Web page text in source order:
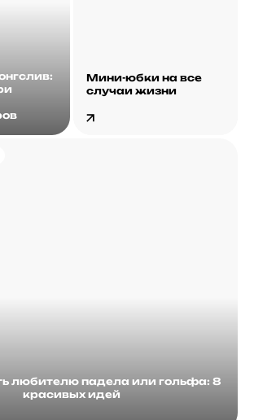
любителю падела или гольфа: 8
красивых идей
Мини-юбки на все
случаи жизни